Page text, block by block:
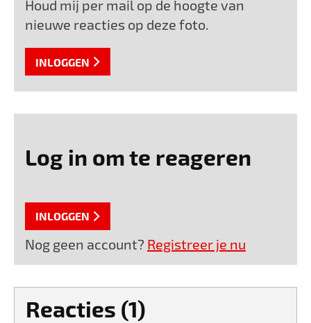
Houd mij per mail op de hoogte van
nieuwe reacties op deze foto.
INLOGGEN
Log in om te reageren
INLOGGEN
Nog geen account? Registreer je nu
Reacties (1)